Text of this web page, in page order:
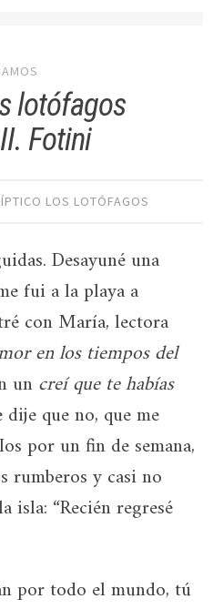
lotófagos
II. Fotini
LOS LOTÓFAGOS
Desayuné una
fui a la playa a
con María, lectora
en los tiempos del
uncreí que te habías
dije que no, que me
por un fin de semana,
rumberos y casi no
isla: “Recién regresé
por todo el mundo, tú